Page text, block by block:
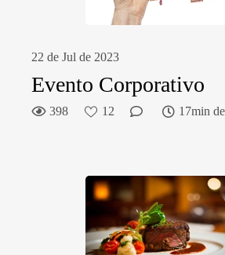
22 de Jul de 2023
Evento Corporativo
398 12 17min